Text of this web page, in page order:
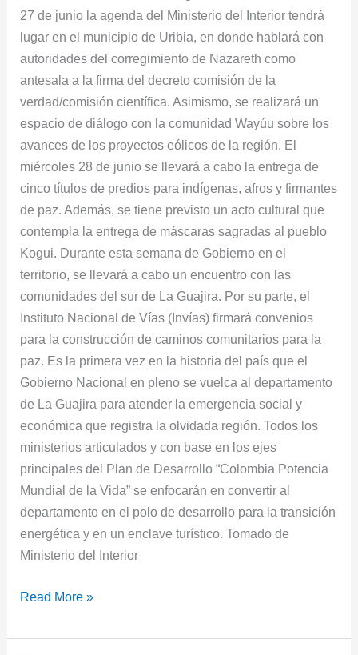
27 de junio la agenda del Ministerio del Interior tendrá
lugar en el municipio de Uribia, en donde hablará con
autoridades del corregimiento de Nazareth como
antesala a la firma del decreto comisión de la
verdad/comisión científica. Asimismo, se realizará un
espacio de diálogo con la comunidad Wayúu sobre los
avances de los proyectos eólicos de la región. El
miércoles 28 de junio se llevará a cabo la entrega de
cinco títulos de predios para indígenas, afros y firmantes
de paz. Además, se tiene previsto un acto cultural que
contempla la entrega de máscaras sagradas al pueblo
Kogui. Durante esta semana de Gobierno en el
territorio, se llevará a cabo un encuentro con las
comunidades del sur de La Guajira. Por su parte, el
Instituto Nacional de Vías (Invías) firmará convenios
para la construcción de caminos comunitarios para la
paz. Es la primera vez en la historia del país que el
Gobierno Nacional en pleno se vuelca al departamento
de La Guajira para atender la emergencia social y
económica que registra la olvidada región. Todos los
ministerios articulados y con base en los ejes
principales del Plan de Desarrollo “Colombia Potencia
Mundial de la Vida” se enfocarán en convertir al
departamento en el polo de desarrollo para la transición
energética y en un enclave turístico. Tomado de
Ministerio del Interior
Read More »